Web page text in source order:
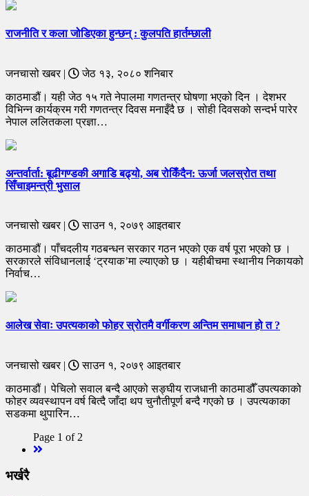
राजनीति र कला जोडिएका हुन्छन् : कुलपति हार्तम्छाली
जनचासो खबर |
जेठ १३, २०८० शनिबार
काठमाडौं। यही जेठ १५ गते नेपालमा गणतन्त्र घोषणा भएको दिन । देशभर
विभिन्न कार्यक्रम गरी गणतन्त्र दिवस मनाइँदै छ । सोही दिवसको सन्दर्भ पारेर
नेपाल ललितकला प्रज्ञा…
अन्तर्वार्ता: बूढीगण्डकी अगाडि बढ्यो, अब रोकिँदैन: ऊर्जा जलस्रोत तथा
सिँचाइमन्त्री भुसाल
जनचासो खबर |
साउन १, २०७९ आइतबार
काठमाडौं। पाँचदलीय गठबन्धन सरकार गठन भएको एक वर्ष पूरा भएको छ ।
सरकारले संविधानलाई ‘ट्रयाक’मा ल्याएको छ । यहीबीचमा स्थानीय निकायको
निर्वाच…
आलेख सेवाः उपत्यकाको फोहर स्रोतमै वर्गीकरण अन्तिम समाधान हो त ?
जनचासो खबर |
साउन १, २०७९ आइतबार
काठमाडौं। पेचिलो सवाल बन्दै आएको सङ्घीय राजधानी काठमाडौँ उपत्यकाको
फोहर व्यवस्थापन वर्ष बित्दै जाँदा थप चुनौतीपूर्ण बन्दै गएको छ । उपत्यकाका
सडकमा थुपारिन…
Page 1 of 2
भर्खरै